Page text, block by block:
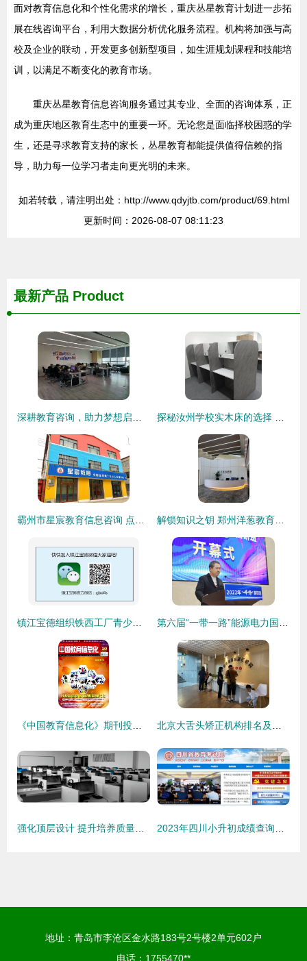
面对教育信息化和个性化需求的增长，重庆丛星教育计划进一步拓
展在线咨询平台，利用大数据分析优化服务流程。机构将加强与高
校及企业的联动，开发更多创新型项目，如生涯规划课程和技能培
训，以满足不断变化的教育市场。
重庆丛星教育信息咨询服务通过其专业、全面的咨询体系，正
成为重庆地区教育生态中的重要一环。无论您是面临择校困惑的学
生，还是寻求教育支持的家长，丛星教育都能提供值得信赖的指
导，助力每一位学习者走向更光明的未来。
如若转载，请注明出处：http://www.qdyjtb.com/product/69.html
更新时间：2026-08-07 08:11:23
最新产品 Product
地址：青岛市李沧区金水路183号2号楼2单元602户
电话：1755470**